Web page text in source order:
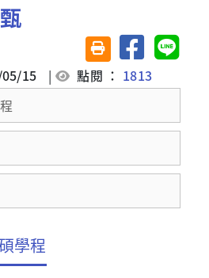
友善列印(另開視窗)
分享至臉書分享
15 | 點閱 ： 1813
學程